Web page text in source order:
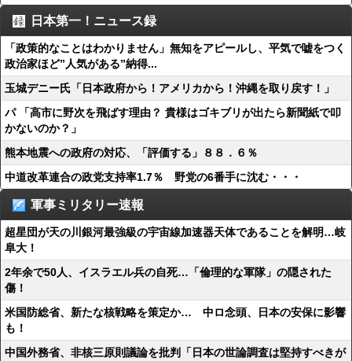
日本第一！ニュース録
「政策的なことはわかりません」無知をアピールし、平気で嘘をつく
政治家ほど”人気がある”納得...
玉城デニー氏「日本政府から！アメリカから！沖縄を取り戻す！」
パ 「高市に野次を飛ばす理由？ 貴様はゴキブリが出たら新聞紙で叩
かないのか？」
熊本地震への政府の対応、「評価する」８８．６％
中道改革連合の政党支持率1.7％ 野党の6番手に沈む・・・
軍事ミリタリー速報
超星団が天の川銀河最強級の宇宙線加速器天体であることを解明…岐
阜大！
2年余で50人、イスラエル兵の自死…「倫理的な軍隊」の隠された
傷！
米国防総省、新たな核戦略を策定か… 中ロ念頭、日本の安保に影響
も！
中国外務省、非核三原則議論を批判「日本の世論調査は堅持すべきが